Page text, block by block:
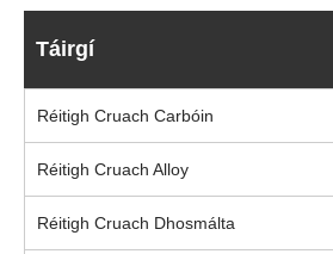
Táirgí
Réitigh Cruach Carbóin
Réitigh Cruach Alloy
Réitigh Cruach Dhosmálta